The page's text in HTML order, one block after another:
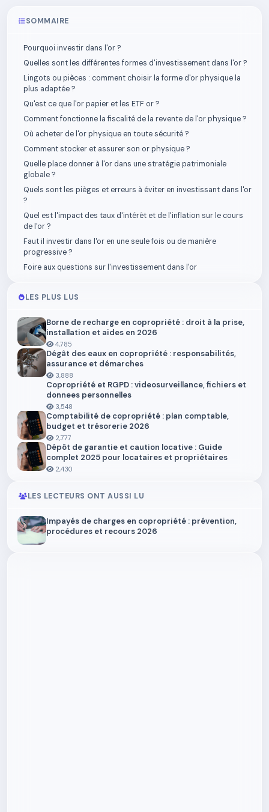
SOMMAIRE
Pourquoi investir dans l'or ?
Quelles sont les différentes formes d'investissement dans l'or ?
Lingots ou pièces : comment choisir la forme d'or physique la
plus adaptée ?
Qu'est ce que l'or papier et les ETF or ?
Comment fonctionne la fiscalité de la revente de l'or physique ?
Où acheter de l'or physique en toute sécurité ?
Comment stocker et assurer son or physique ?
Quelle place donner à l'or dans une stratégie patrimoniale
globale ?
Quels sont les pièges et erreurs à éviter en investissant dans l'or
?
Quel est l'impact des taux d'intérêt et de l'inflation sur le cours
de l'or ?
Faut il investir dans l'or en une seule fois ou de manière
progressive ?
Foire aux questions sur l'investissement dans l'or
LES PLUS LUS
Borne de recharge en copropriété : droit à la prise,
installation et aides en 2026
4,785
Dégât des eaux en copropriété : responsabilités,
assurance et démarches
3,888
Copropriété et RGPD : videosurveillance, fichiers et
donnees personnelles
3,548
Comptabilité de copropriété : plan comptable,
budget et trésorerie 2026
2,777
Dépôt de garantie et caution locative : Guide
complet 2025 pour locataires et propriétaires
2,430
LES LECTEURS ONT AUSSI LU
Impayés de charges en copropriété : prévention,
procédures et recours 2026